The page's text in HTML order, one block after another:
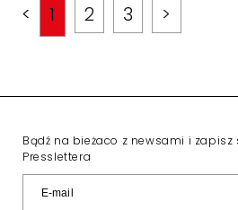
< 1 2 3 >
Bądź na bieżaco z newsami i zapisz
Presslettera